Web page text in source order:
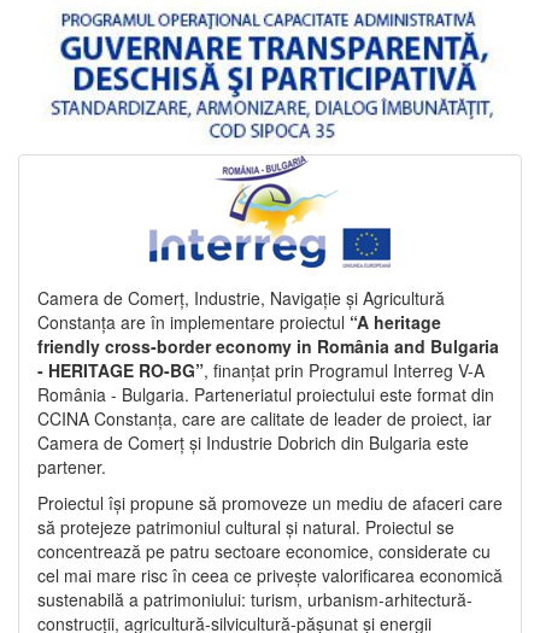
Camera de Comerț, Industrie, Navigație și Agricultură
Constanța are în implementare proiectul “A heritage
friendly cross-border economy in România and Bulgaria
- HERITAGE RO-BG”, finanțat prin Programul Interreg V-A
România - Bulgaria. Parteneriatul proiectului este format din
CCINA Constanța, care are calitate de leader de proiect, iar
Camera de Comerț și Industrie Dobrich din Bulgaria este
partener.
Proiectul își propune să promoveze un mediu de afaceri care
să protejeze patrimoniul cultural și natural. Proiectul se
concentrează pe patru sectoare economice, considerate cu
cel mai mare risc în ceea ce privește valorificarea economică
sustenabilă a patrimoniului: turism, urbanism-arhitectură-
construcții, agricultură-silvicultură-pășunat și energii